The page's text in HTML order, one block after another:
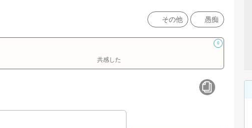
その他 愚痴
0
共感した